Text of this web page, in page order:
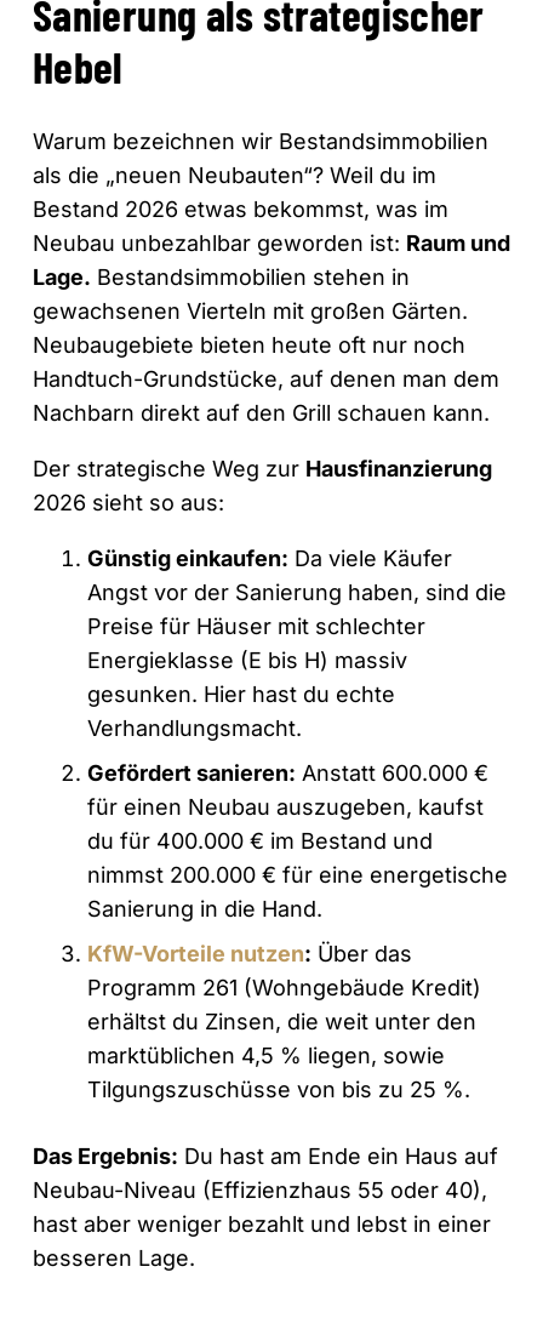
Sanierung als strategischer
Hebel
Warum bezeichnen wir Bestandsimmobilien
als die „neuen Neubauten“? Weil du im
Bestand 2026 etwas bekommst, was im
Neubau unbezahlbar geworden ist: Raum und
Lage. Bestandsimmobilien stehen in
gewachsenen Vierteln mit großen Gärten.
Neubaugebiete bieten heute oft nur noch
Handtuch-Grundstücke, auf denen man dem
Nachbarn direkt auf den Grill schauen kann.
Der strategische Weg zur Hausfinanzierung
2026 sieht so aus:
Günstig einkaufen: Da viele Käufer
Angst vor der Sanierung haben, sind die
Preise für Häuser mit schlechter
Energieklasse (E bis H) massiv
gesunken. Hier hast du echte
Verhandlungsmacht.
Gefördert sanieren: Anstatt 600.000 €
für einen Neubau auszugeben, kaufst
du für 400.000 € im Bestand und
nimmst 200.000 € für eine energetische
Sanierung in die Hand.
KfW-Vorteile nutzen: Über das
Programm 261 (Wohngebäude Kredit)
erhältst du Zinsen, die weit unter den
marktüblichen 4,5 % liegen, sowie
Tilgungszuschüsse von bis zu 25 %.
Das Ergebnis: Du hast am Ende ein Haus auf
Neubau-Niveau (Effizienzhaus 55 oder 40),
hast aber weniger bezahlt und lebst in einer
besseren Lage.